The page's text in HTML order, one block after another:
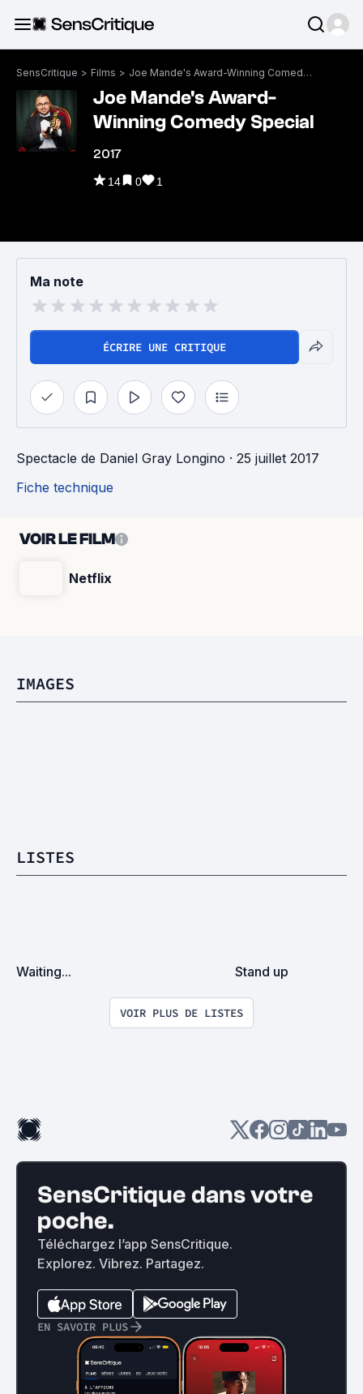
SensCritique > Films > Joe Mande's Award-Winning Comedy Special
Joe Mande's Award-
Winning Comedy Special
2017
14 0 1
Ma note
ÉCRIRE UNE CRITIQUE
Spectacle de Daniel Gray Longino · 25 juillet 2017
Fiche technique
VOIR LE FILM
Netflix
IMAGES
LISTES
Waiting... Stand up
VOIR PLUS DE LISTES
SensCritique dans votre
poche.
Téléchargez l’app SensCritique.
Explorez. Vibrez. Partagez.
EN SAVOIR PLUS